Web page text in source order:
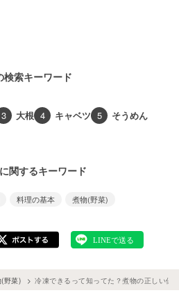
検索キーワード
3 大根 4 キャベツ 5 そうめん
関するキーワード
料理の基本 煮物(野菜)
野菜) 冷凍できるって知ってた？煮物の正しい保